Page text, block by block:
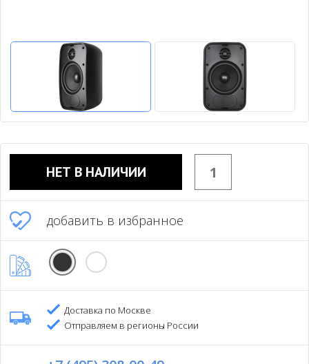
НЕТ В НАЛИЧИИ
добавить в избранное
Доставка по Москве
Отправляем в регионы России